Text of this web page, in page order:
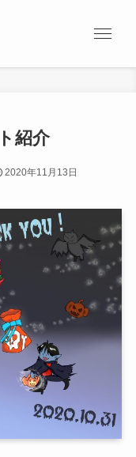
紹介
2020年11月13日